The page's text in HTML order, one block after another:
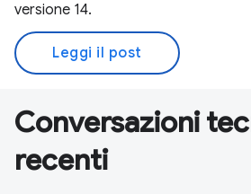
versione 14.
Leggi il post
Conversazioni
recenti